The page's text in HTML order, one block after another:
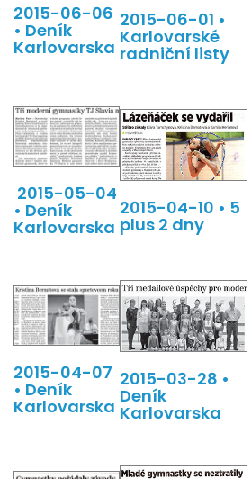
2015-06-06
• Deník
Karlovarska
2015-06-01 •
Karlovarské
radniční listy
2015-05-04
• Deník
Karlovarska
2015-04-10 • 5
plus 2 dny
2015-04-07
• Deník
Karlovarska
2015-03-28 •
Deník
Karlovarska